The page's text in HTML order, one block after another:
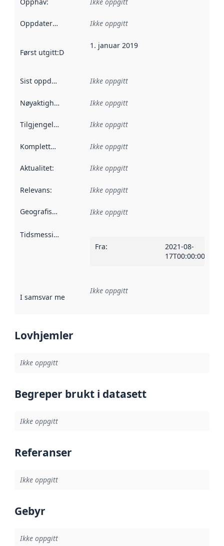
Oppdateringsfrekvens :
Ikke oppgitt
Først utgitt:Denne datoen sier når dataene i dette
1. januar 2019
Sist oppdatert Ikke oppgitt
Nøyaktighet Ikke oppgitt
Tilgjengelighet Ikke oppgitt
Kompletthet Ikke oppgitt
Aktualitet: Ikke oppgitt
Relevans: Ikke oppgitt
Geografisk avgrensning :
Ikke oppgitt
Tidsmessig avgrensning
Fra:
2021-08-
17T00:00:00Z
I samsvar med Referanse til en implementasjonsregel
Ikke oppgitt
Lovhjemler
Ikke oppgitt
Begreper brukt i datasett
Ikke oppgitt
Referanser
Ikke oppgitt
Gebyr
Ikke oppgitt